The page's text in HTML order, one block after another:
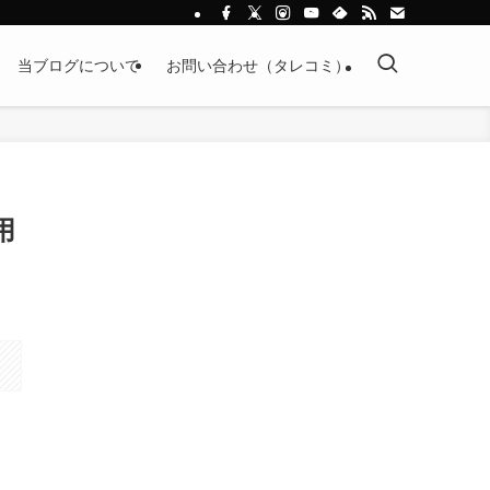
当ブログについて お問い合わせ（タレコミ）